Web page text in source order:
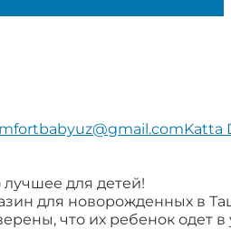
Katta
Facebook
в Instagram
в Telegram
нами в YouTube
для детей!
для новорожденных в
что их ребенок одет